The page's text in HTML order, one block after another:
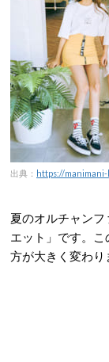
出典： https://
夏のオルチャン
エット」です。こ
方が大きく変わり